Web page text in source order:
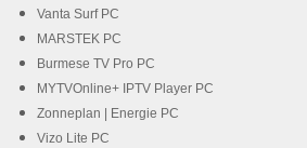
Vanta Surf PC
MARSTEK PC
Burmese TV Pro PC
MYTVOnline+ IPTV Player PC
Zonneplan | Energie PC
Vizo Lite PC